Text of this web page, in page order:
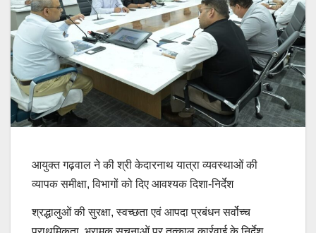
आयुक्त गढ़वाल ने की श्री केदारनाथ यात्रा व्यवस्थाओं की
व्यापक समीक्षा, विभागों को दिए आवश्यक दिशा-निर्देश
श्रद्धालुओं की सुरक्षा, स्वच्छता एवं आपदा प्रबंधन सर्वोच्च